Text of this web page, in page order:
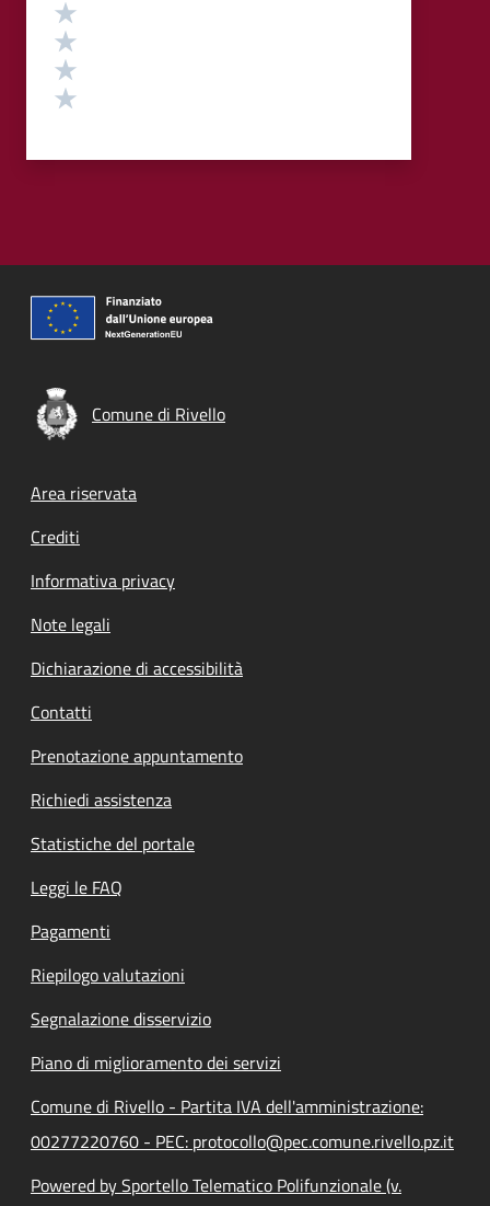
Comune di Rivello
Footer menu
Area riservata
Crediti
Informativa privacy
Note legali
Dichiarazione di accessibilità
Contatti
Prenotazione appuntamento
Richiedi assistenza
Statistiche del portale
Leggi le FAQ
Pagamenti
Riepilogo valutazioni
Segnalazione disservizio
Piano di miglioramento dei servizi
Comune di Rivello - Partita IVA dell'amministrazione:
00277220760 - PEC: protocollo@pec.comune.rivello.pz.it
Powered by Sportello Telematico Polifunzionale (v.